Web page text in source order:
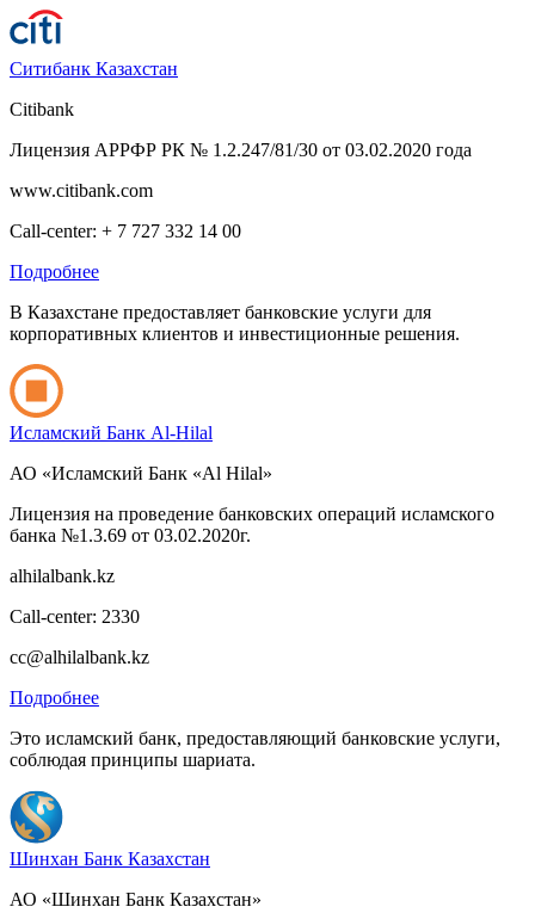
Ситибанк Казахстан
Citibank
Лицензия АРРФР РК № 1.2.247/81/30 от 03.02.2020 года
www.citibank.com
Call-center: + 7 727 332 14 00
Подробнее
В Казахстане предоставляет банковские услуги для
корпоративных клиентов и инвестиционные решения.
Исламский Банк Al-Hilal
АО «Исламский Банк «Al Hilal»
Лицензия на проведение банковских операций исламского
банка №1.3.69 от 03.02.2020г.
alhilalbank.kz
Call-center: 2330
cc@alhilalbank.kz
Подробнее
Это исламский банк, предоставляющий банковские услуги,
соблюдая принципы шариата.
Шинхан Банк Казахстан
АО «Шинхан Банк Казахстан»